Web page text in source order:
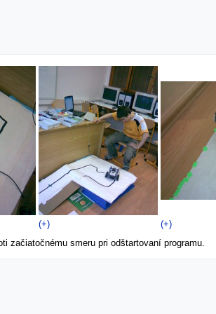
(+)
(+)
začiatočnému smeru pri odštartovaní programu.